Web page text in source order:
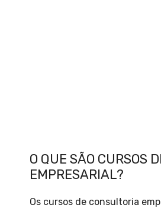
O QUE SÃO CURSOS
EMPRESARIAL?
Os cursos de consultoria